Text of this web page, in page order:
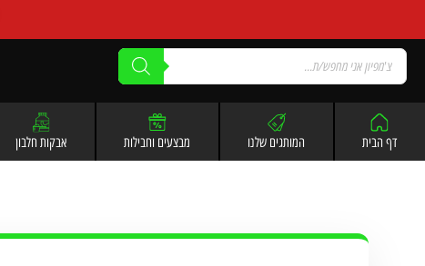
דף הבית המותגים שלנו מבצעים וחבילות אבקות חלבון